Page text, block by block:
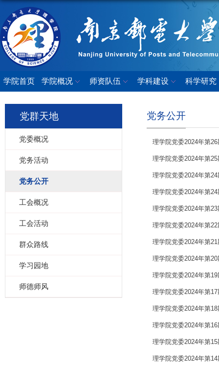
学院首页 学院概况 师资队伍 学科建设 科学研究
党群天地
党委概况
党务活动
党务公开
工会概况
工会活动
群众路线
学习园地
师德师风
党务公开
理学院党委2024年第
理学院党委2024年第
理学院党委2024年第
理学院党委2024年第
理学院党委2024年第
理学院党委2024年第
理学院党委2024年第
理学院党委2024年第
理学院党委2024年第
理学院党委2024年第
理学院党委2024年第
理学院党委2024年第
理学院党委2024年第
理学院党委2024年第